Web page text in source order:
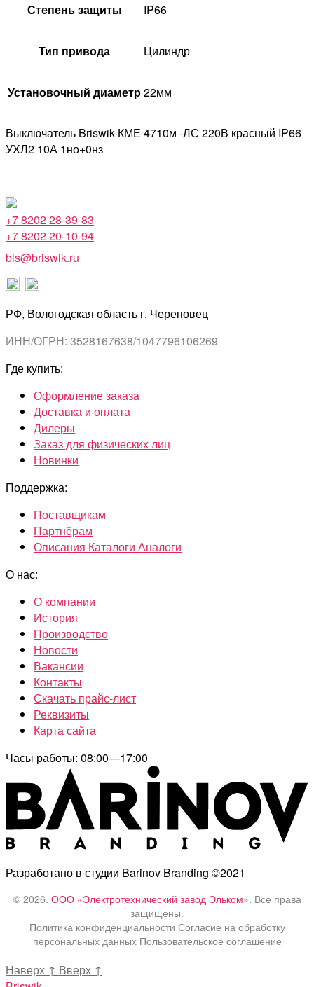
Степень защиты IP66
Тип привода Цилиндр
Установочный диаметр22мм
Выключатель Briswik КМЕ 4710м -ЛС 220В красный IP66
УХЛ2 10А 1но+0нз
+7 8202 28-39-83
+7 8202 20-10-94
bis@briswik.ru
РФ, Вологодская область г. Череповец
ИНН/ОГРН: 3528167638/1047796106269
Где купить:
Оформление заказа
Доставка и оплата
Дилеры
Заказ для физических лиц
Новинки
Поддержка:
Поставщикам
Партнёрам
Описания Каталоги Аналоги
О нас:
О компании
История
Производство
Новости
Вакансии
Контакты
Скачать прайс-лист
Реквизиты
Карта сайта
Часы работы: 08:00—17:00
Разработано в студии Barinov Branding ©2021
© 2026. ООО «Электротехнический завод Эльком». Все права
защищены.
Политика конфиденциальности Согласие на обработку
персональных данных Пользовательское соглашение
Наверх ↑ Вверх ↑